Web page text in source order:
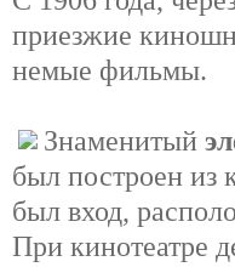
приезжие
немые фильмы.
Знаменитый
был построен из
был вход,
При кинотеатре